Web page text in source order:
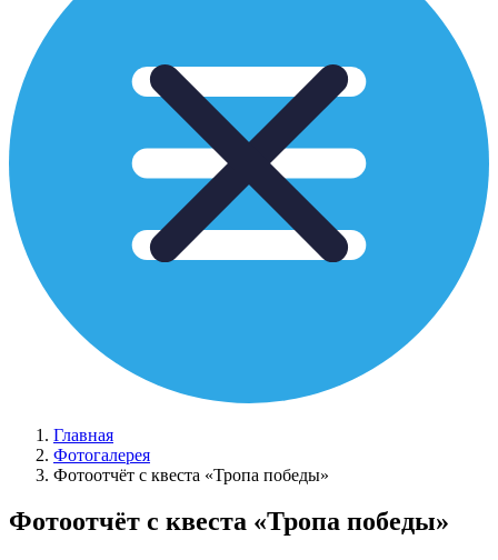
Главная
Фотогалерея
Фотоотчёт с квеста «Тропа победы»
Фотоотчёт с квеста «Тропа победы»